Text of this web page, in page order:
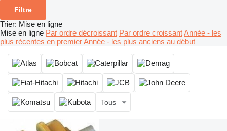
Filtre
Trier: Mise en ligne
Mise en ligne Par ordre décroissant Par ordre croissantAnnée - les
plus récentes en premierAnnée - les plus anciens au début
Tous